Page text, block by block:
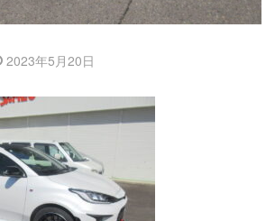
2023年5月20日